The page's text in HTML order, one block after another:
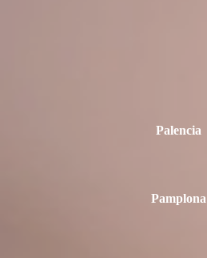
Palencia
Pamplona